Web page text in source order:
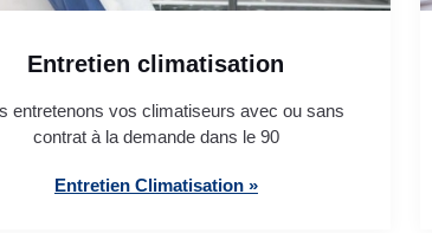
Entretien climatisation
entretenons vos climatiseurs avec ou sans
contrat à la demande dans le 90
Entretien Climatisation »